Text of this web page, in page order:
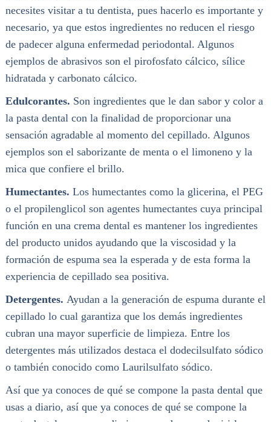
necesites visitar a tu dentista, pues hacerlo es importante y
necesario, ya que estos ingredientes no reducen el riesgo
de padecer alguna enfermedad periodontal. Algunos
ejemplos de abrasivos son el pirofosfato cálcico, sílice
hidratada y carbonato cálcico.
Edulcorantes. Son ingredientes que le dan sabor y color a
la pasta dental con la finalidad de proporcionar una
sensación agradable al momento del cepillado. Algunos
ejemplos son el saborizante de menta o el limoneno y la
mica que confiere el brillo.
Humectantes. Los humectantes como la glicerina, el PEG
o el propilenglicol son agentes humectantes cuya principal
función en una crema dental es mantener los ingredientes
del producto unidos ayudando que la viscosidad y la
formación de espuma sea la esperada y de esta forma la
experiencia de cepillado sea positiva.
Detergentes. Ayudan a la generación de espuma durante el
cepillado lo cual garantiza que los demás ingredientes
cubran una mayor superficie de limpieza. Entre los
detergentes más utilizados destaca el dodecilsulfato sódico
o también conocido como Laurilsulfato sódico.
Así que ya conoces de qué se compone la pasta dental que
usas a diario, así que ya conoces de qué se compone la